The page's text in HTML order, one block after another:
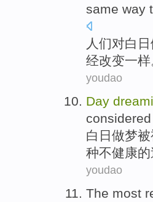
same way
人们对白日
经改变一样
youdao
Day
considered
白日 做梦被
种不健康的
youdao
The most